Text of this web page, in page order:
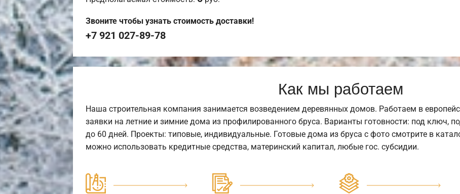
Звоните чтобы узнать стоимость доставки!
+7 921 027-89-78
Как мы работаем
Наша строительная компания занимается возведением деревянных домов. Работаем в
заявки на летние и зимние дома из профилированного бруса. Варианты готовности: под ключ,
до 60 дней. Проекты: типовые, индивидуальные. Готовые дома из бруса с фото смотрите в
можно использовать кредитные средства, материнский капитал, любые гос. субсидии.